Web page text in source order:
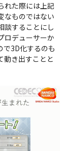
れた際には上記
なものではない
談することにし
ロデューサーか
で3D化するのも
動き出すことと